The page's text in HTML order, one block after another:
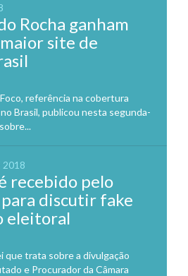
Rocha ganham
site de
referência na cobertura
Brasil, publicou nesta segunda-
2018
recebido pelo
discutir fake
eleitoral
trata sobre a divulgação
e Procurador da Câmara